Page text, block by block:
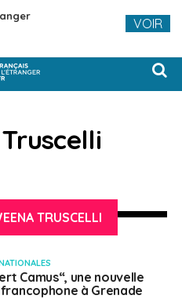
TRUSCELLI
Camus“, une nouvelle
à Grenade
VOIR